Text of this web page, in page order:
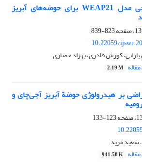
واسنجی و اعتبارسنجی مدل WEAP21 برای حوضه‌های آبریز
823-839
10.22059/
کورش قادری، بهزاد حصاری
2.19 M
بر هیدرولوژی حوضة آبریز آجی‌چای و
123-133
سعید مرید
941.58 K